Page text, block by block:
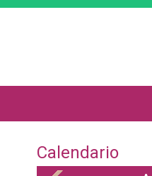
Calendario